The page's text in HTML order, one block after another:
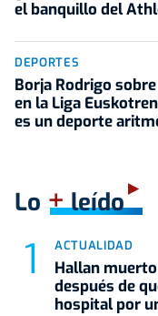
el banquillo del
DEPORTES
Borja Rodrigo
en la Liga
es un deporte
Lo +leído
ACTUALIDAD
Hallan
después de
hospital por